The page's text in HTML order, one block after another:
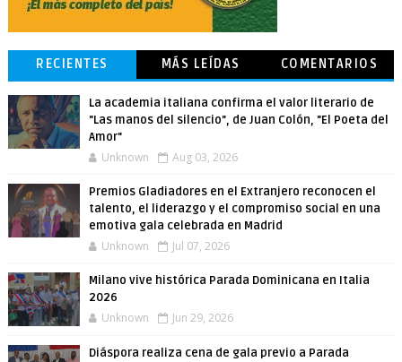
RECIENTES MÁS LEÍDAS COMENTARIOS
La academia italiana confirma el valor literario de
"Las manos del silencio", de Juan Colón, "El Poeta del
Amor"
Unknown Aug 03, 2026
Premios Gladiadores en el Extranjero reconocen el
talento, el liderazgo y el compromiso social en una
emotiva gala celebrada en Madrid
Unknown Jul 07, 2026
Milano vive histórica Parada Dominicana en Italia
2026
Unknown Jun 29, 2026
Diáspora realiza cena de gala previo a Parada